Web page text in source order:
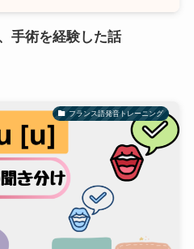
手術を経験した話
フランス語発音トレーニング